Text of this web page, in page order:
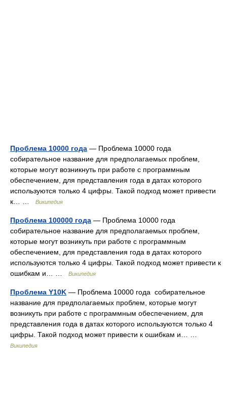
Проблема 10000 года — Проблема 10000 года
собирательное название для предполагаемых проблем,
которые могут возникнуть при работе с программным
обеспечением, для представления года в датах которого
используются только 4 цифры. Такой подход может привести
к… …
Википедия
Проблема 100000 года — Проблема 10000 года
собирательное название для предполагаемых проблем,
которые могут возникуть при работе с программным
обеспечением, для представления года в датах которого
используются только 4 цифры. Такой подход может привести к
ошибкам и… …
Википедия
Проблема Y10K — Проблема 10000 года собирательное
название для предполагаемых проблем, которые могут
возникуть при работе с программным обеспечением, для
представления года в датах которого используются только 4
цифры. Такой подход может привести к ошибкам и… …
Википедия